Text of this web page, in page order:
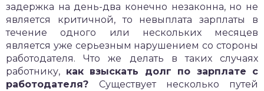
задержка на день-два конечно незаконна, но не
является критичной, то невыплата зарплаты в
течение одного или нескольких месяцев
является уже серьезным нарушением со стороны
работодателя. Что же делать в таких случаях
работнику, как взыскать долг по зарплате с
работодателя? Существует несколько путей